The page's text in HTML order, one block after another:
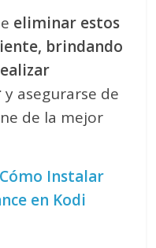
eliminar estos
brindando
y asegurarse de
de la mejor
Cómo Instalar
en Kodi